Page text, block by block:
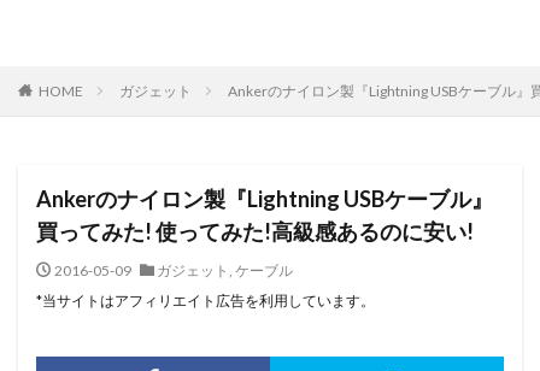
HOME ガジェット Ankerのナイロン製『Lightning USBケーブル
Ankerのナイロン製『Lightning USBケーブル』
買ってみた! 使ってみた!高級感あるのに安い!
2016-05-09 ガジェット , ケーブル
*当サイトはアフィリエイト広告を利用しています。